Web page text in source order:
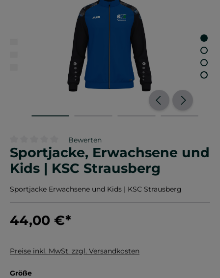
Durchschnittliche Bewertung von 0 von 5 Sternen
Bewerten
Sportjacke, Erwachsene und
Kids | KSC Strausberg
Sportjacke Erwachsene und Kids | KSC Strausberg
44,00 €*
Preise inkl. MwSt. zzgl. Versandkosten
Größeauswählen